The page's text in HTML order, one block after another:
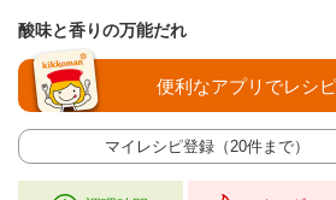
酸味と香りの万能だれ
マイレシピ登録（20件まで）
便利なアプリでレシ